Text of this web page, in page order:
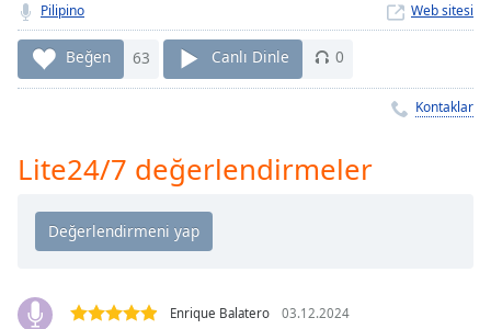
live,
currently
behind
LIVE
Remaining
Playback
Rate
Chapters
Pilipino Web sitesi
Beğen 63 Canlı Dinle 0
Kontaklar
Lite24/7 değerlendirmeler
Enrique Balatero 03.12.2024